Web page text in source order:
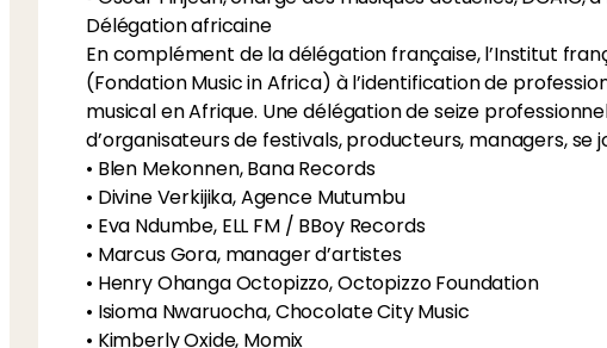
Délégation africaine
En complément de la délégation française, l’Institut
(Fondation Music in Africa) à l’identification de
musical en Afrique. Une délégation de seize
d’organisateurs de festivals, producteurs, managers, se
• Blen Mekonnen, Bana Records
• Divine Verkijika, Agence Mutumbu
• Eva Ndumbe, ELL FM / BBoy Records
• Marcus Gora, manager d’artistes
• Henry Ohanga Octopizzo, Octopizzo Foundation
• Isioma Nwaruocha, Chocolate City Music
• Kimberly Oxide, Momix